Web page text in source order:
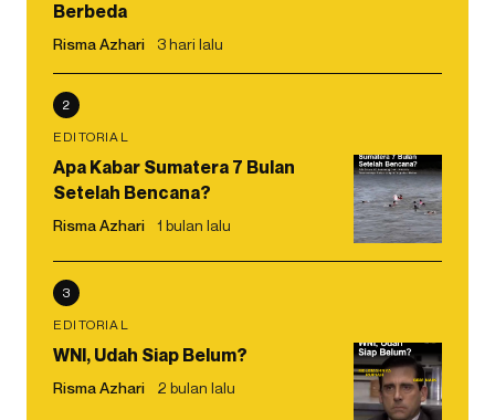
Berbeda
Risma Azhari 3 hari lalu
2
EDITORIAL
Apa Kabar Sumatera 7 Bulan
Setelah Bencana?
Risma Azhari 1 bulan lalu
3
EDITORIAL
WNI, Udah Siap Belum?
Risma Azhari 2 bulan lalu